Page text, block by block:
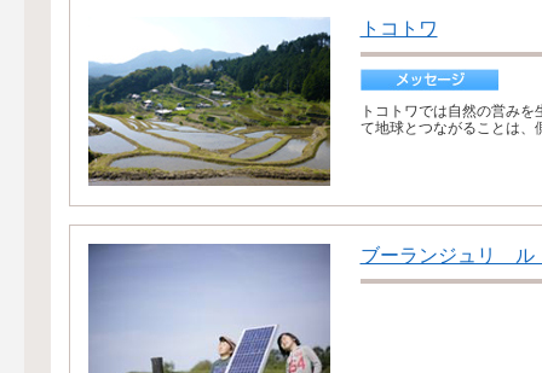
トコトワ
トコトワでは自然の営み
て地球とつながることは、
ブーランジュリ ル